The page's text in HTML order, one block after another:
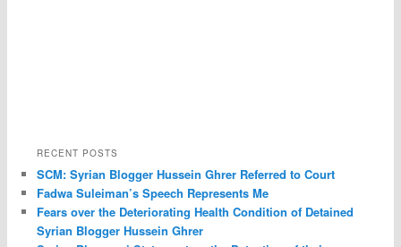
RECENT POSTS
SCM: Syrian Blogger Hussein Ghrer Referred to Court
Fadwa Suleiman’s Speech Represents Me
Fears over the Deteriorating Health Condition of Detained
Syrian Blogger Hussein Ghrer